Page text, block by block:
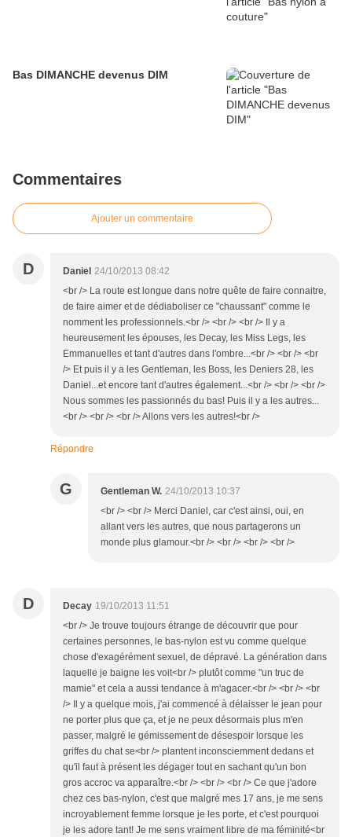
Bas DIMANCHE devenus DIM
Commentaires
Ajouter un commentaire
D Daniel 24/10/2013 08:42
<br /> La route est longue dans notre quête de faire connaitre,
de faire aimer et de dédiaboliser ce "chaussant" comme le
nomment les professionnels.<br /> <br /> <br /> Il y a
heureusement les épouses, les Decay, les Miss Legs, les
Emmanuelles et tant d'autres dans l'ombre...<br /> <br /> <br
/> Et puis il y a les Gentleman, les Boss, les Deniers 28, les
Daniel...et encore tant d'autres également...<br /> <br /> <br />
Nous sommes les passionnés du bas! Puis il y a les autres...
<br /> <br /> <br /> Allons vers les autres!<br />
Répondre
G Gentleman W. 24/10/2013 10:37
<br /> <br /> Merci Daniel, car c'est ainsi, oui, en
allant vers les autres, que nous partagerons un
monde plus glamour.<br /> <br /> <br /> <br />
D Decay 19/10/2013 11:51
<br /> Je trouve toujours étrange de découvrir que pour
certaines personnes, le bas-nylon est vu comme quelque
chose d'exagérément sexuel, de dépravé. La génération dans
laquelle je baigne les voit<br /> plutôt comme "un truc de
mamie" et cela a aussi tendance à m'agacer.<br /> <br /> <br
/> Il y a quelque mois, j'ai commencé à délaisser le jean pour
ne porter plus que ça, et je ne peux désormais plus m'en
passer, malgré le gémissement de désespoir lorsque les
griffes du chat se<br /> plantent inconsciemment dedans et
qu'il faut à présent les dégager tout en sachant qu'un bon
gros accroc va apparaître.<br /> <br /> <br /> Ce que j'adore
chez ces bas-nylon, c'est que malgré mes 17 ans, je me sens
incroyablement femme lorsque je les porte, et c'est pourquoi
je les adore tant! Je me sens vraiment libre de ma féminité<br